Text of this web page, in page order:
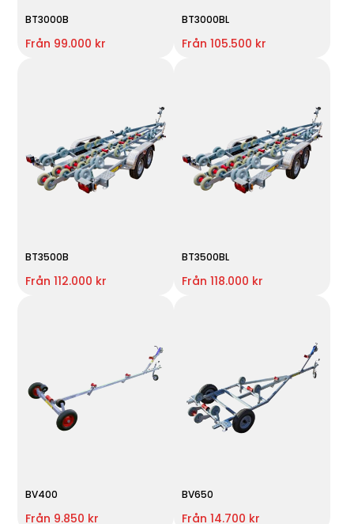
BT3000B
Från 99.000 kr
BT3000BL
Från 105.500 kr
BT3500B
Från 112.000 kr
BT3500BL
Från 118.000 kr
BV400
Från 9.850 kr
BV650
Från 14.700 kr